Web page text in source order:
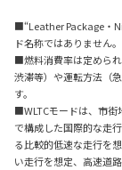
■“Leather Package・
ド名称ではありません。
■燃料消費率は定めら
渋滞等）や運転方法（
す。
■WLTCモードは、市街
で構成した国際的な走
る比較的低速な走行を
い走行を想定、高速道